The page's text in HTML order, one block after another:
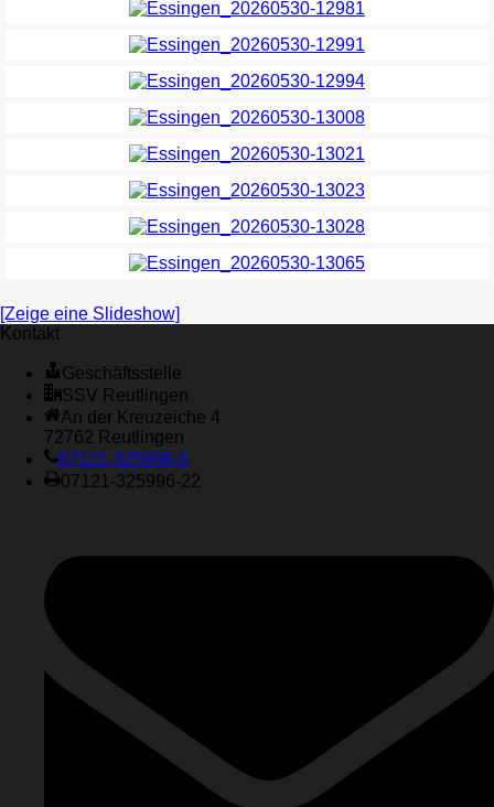
[Zeige eine Slideshow]
Kontakt
Geschäftsstelle
SSV Reutlingen
An der Kreuzeiche 4
72762 Reutlingen
07121-325996-0
07121-325996-22